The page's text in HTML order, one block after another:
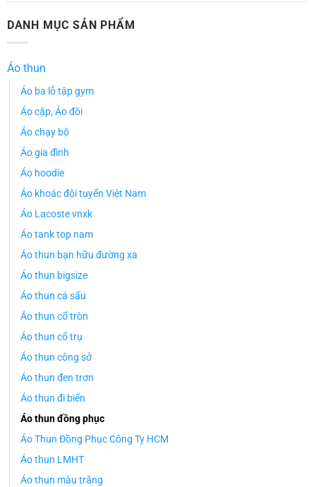
DANH MỤC SẢN PHẨM
Áo thun
Áo ba lỗ tập gym
Áo cặp, Áo đôi
Áo chạy bộ
Áo gia đình
Áo hoodie
Áo khoác đội tuyển Việt Nam
Áo Lacoste vnxk
Áo tank top nam
Áo thun bạn hữu đường xa
Áo thun bigsize
Áo thun cá sấu
Áo thun cổ tròn
Áo thun cổ trụ
Áo thun công sở
Áo thun đen trơn
Áo thun đi biển
Áo thun đồng phục
Áo Thun Đồng Phục Công Ty HCM
Áo thun LMHT
Áo thun màu trắng